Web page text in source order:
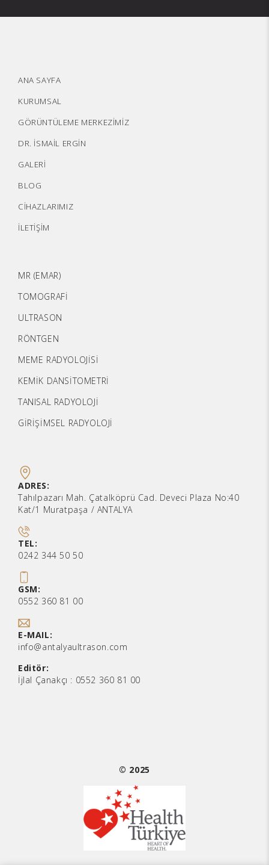
ANA SAYFA
KURUMSAL
GÖRÜNTÜLEME MERKEZİMİZ
DR. İSMAİL ERGİN
GALERİ
BLOG
CİHAZLARIMIZ
İLETİŞİM
MR (EMAR)
TOMOGRAFİ
ULTRASON
RÖNTGEN
MEME RADYOLOJİSİ
KEMİK DANSİTOMETRİ
TANISAL RADYOLOJİ
GİRİŞİMSEL RADYOLOJİ
ADRES:
Tahılpazarı Mah. Çatalköprü Cad. Deveci Plaza No:40
Kat/1 Muratpaşa / ANTALYA
TEL:
0242 344 50 50
GSM:
0552 360 81 00
E-MAIL:
info@antalyaultrason.com
Editör:
İjlal Çanakçı : 0552 360 81 00
© 2025